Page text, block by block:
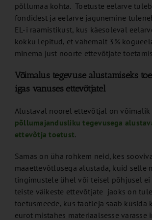
põllumaa kohta. Toetuste eelarve
fondidest ja eelarve jagunemine
EL-i raamistikust, kus käesoleval
kokku lepitud, et vähemalt 3%
minema just noorte ettevõtjate
Võimalus tegevuse alustamiseks
igas vanuses ettevõtjatel
Alustaval noorel ettevõtjal on võimalik
põllumajandusliku tegevusega
ettevõtja toetust.
Samas on üha rohkem neid, kes
maaettevõtlusega alustada, kuid selle
tingimustele ühel või teisel põhjusel ei
teiste väikeste ettevõtjate jaoks on
toetusmeede, kus taotleja saab küsida
eurot mistahes materiaalsesse varasse